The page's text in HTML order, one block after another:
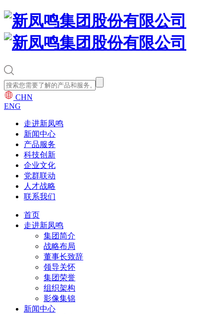
CHN
ENG
走进新凤鸣
新闻中心
产品服务
科技创新
企业文化
党群联动
人才战略
联系我们
首页
走进新凤鸣
集团简介
战略布局
董事长致辞
领导关怀
集团荣誉
组织架构
影像集锦
新闻中心